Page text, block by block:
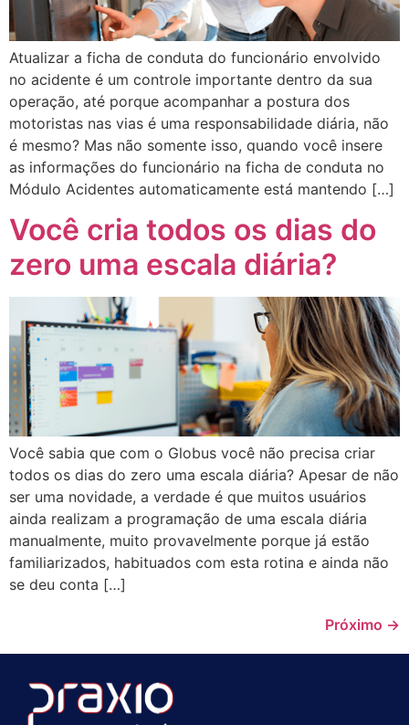
Atualizar a ficha de conduta do funcionário envolvido
no acidente é um controle importante dentro da sua
operação, até porque acompanhar a postura dos
motoristas nas vias é uma responsabilidade diária, não
é mesmo? Mas não somente isso, quando você insere
as informações do funcionário na ficha de conduta no
Módulo Acidentes automaticamente está mantendo […]
Você cria todos os dias do
zero uma escala diária?
Você sabia que com o Globus você não precisa criar
todos os dias do zero uma escala diária? Apesar de não
ser uma novidade, a verdade é que muitos usuários
ainda realizam a programação de uma escala diária
manualmente, muito provavelmente porque já estão
familiarizados, habituados com esta rotina e ainda não
se deu conta […]
Próximo →